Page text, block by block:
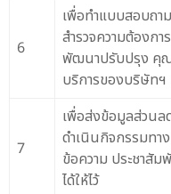
6
เพื่อทำแบบสอบถา
สำรวจความต้องกา
พัฒนาปรับปรุง คุ
บริการของบริษัทฯ
7
เพื่อส่งข้อมูลส่วนล
ดำเนินกิจกรรมทา
ข้อความ ประชาสั
ได้ให้ไว้